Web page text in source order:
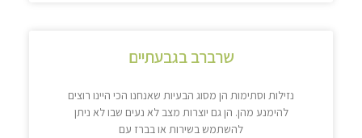
שרברב בגבעתיים
נזילות וסתימות הן מסוג הבעיות שאנחנו הכי היינו רוצים
להימנע מהן. הן גם יוצרות מצב לא נעים שבו לא ניתן
להשתמש בשירות או בברז עם